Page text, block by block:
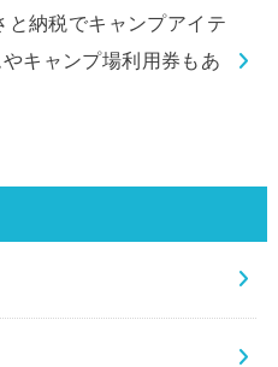
と納税でキャンプアイテ
キャンプ場利用券もあ